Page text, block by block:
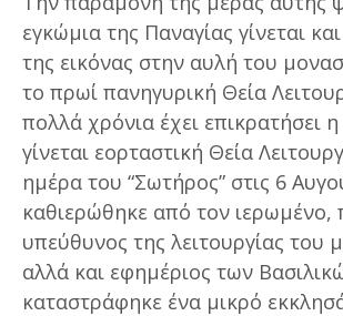
εγκώμια της Παναγίας γίνεται
της εικόνας στην αυλή του
το πρωί πανηγυρική Θεία
πολλά χρόνια έχει επικρατήσει
γίνεται εορταστική Θεία
ημέρα του “Σωτήρος” στις 6
καθιερώθηκε από τον ιερωμένο,
υπεύθυνος της λειτουργίας του
αλλά και εφημέριος των
καταστράφηκε ένα μικρό